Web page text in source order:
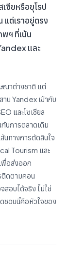
ซียหรือยุโรป
แต่เราอยู่ตรง
พฯ ที่เน้น
และ
ณาต่างชาติ แต่
าน Yandex เข้ากับ
และโซเชียล
บการตลาดเดิม
นทางการตัดสินใจ
Tourism และ
พื่อส่งออก
ติดตามคอน
สอบได้จริง ไม่ใช่
ชอบนี้คือหัวใจของ